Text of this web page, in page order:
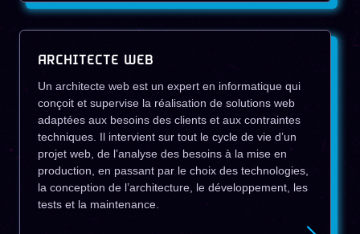
ARCHITECTE WEB
Un architecte web est un expert en informatique qui
conçoit et supervise la réalisation de solutions web
adaptées aux besoins des clients et aux contraintes
techniques. Il intervient sur tout le cycle de vie d’un
projet web, de l’analyse des besoins à la mise en
production, en passant par le choix des technologies,
la conception de l’architecture, le développement, les
tests et la maintenance.